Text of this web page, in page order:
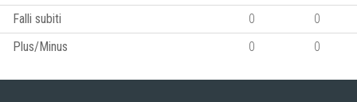
Falli subiti
0
0
Plus/Minus
0 0